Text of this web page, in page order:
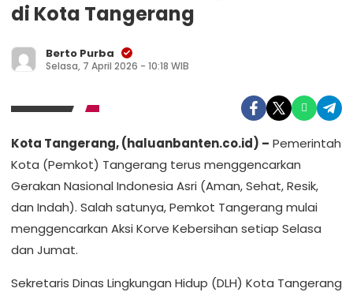
di Kota Tangerang
Berto Purba
Selasa, 7 April 2026 - 10:18 WIB
Kota Tangerang, (haluanbanten.co.id) – Pemerintah
Kota (Pemkot) Tangerang terus menggencarkan
Gerakan Nasional Indonesia Asri (Aman, Sehat, Resik,
dan Indah). Salah satunya, Pemkot Tangerang mulai
menggencarkan Aksi Korve Kebersihan setiap Selasa
dan Jumat.
Sekretaris Dinas Lingkungan Hidup (DLH) Kota Tangerang